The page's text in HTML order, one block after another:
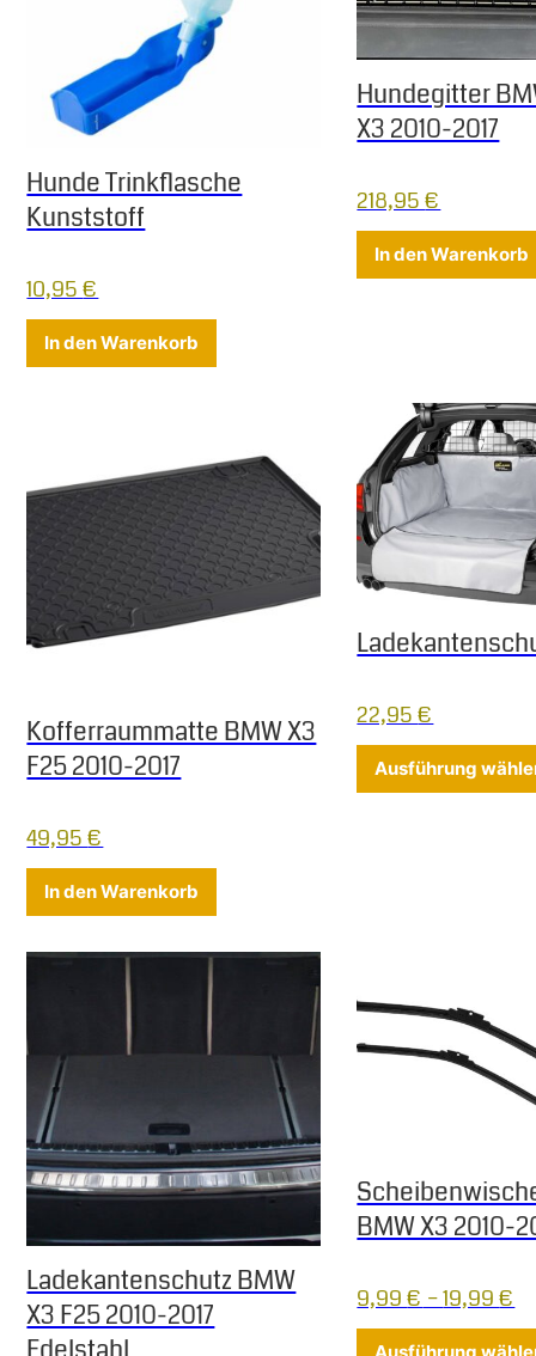
Hunde Trinkflasche
Kunststoff
10,95€
In den Warenkorb
Hundegitter
X3 2010-2017
218,95€
In den Warenkorb
Kofferraummatte BMW X3
F25 2010-2017
49,95€
In den Warenkorb
22,95€
Ausführung
Ladekantenschutz BMW
X3 F25 2010-2017
BMW X3 2010-
9,99€ –19,99€